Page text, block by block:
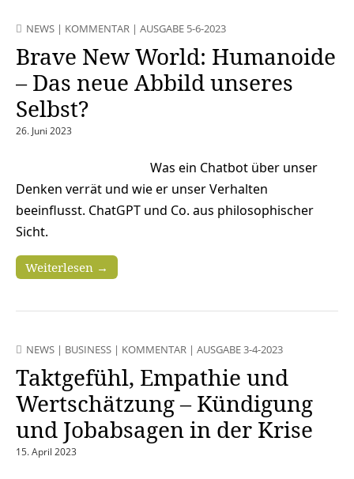
NEWS | KOMMENTAR | AUSGABE 5-6-2023
Brave New World: Humanoide
– Das neue Abbild unseres
Selbst?
26. Juni 2023
Was ein Chatbot über unser
Denken verrät und wie er unser Verhalten
beeinflusst. ChatGPT und Co. aus philosophischer
Sicht.
Weiterlesen →
NEWS | BUSINESS | KOMMENTAR | AUSGABE 3-4-2023
Taktgefühl, Empathie und
Wertschätzung – Kündigung
und Jobabsagen in der Krise
15. April 2023